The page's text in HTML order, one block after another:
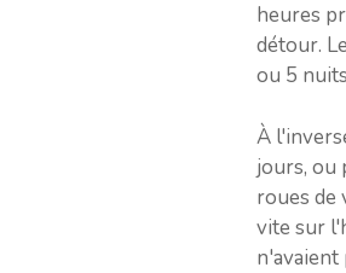
heures
détour.
ou 5
À
jours, ou
roues de
vite sur
n'avaient